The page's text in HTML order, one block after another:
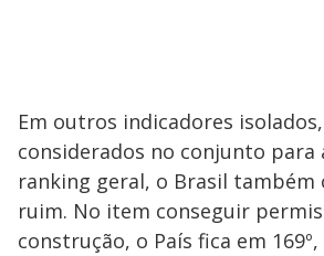
Em outros indicadores
considerados no conjunto para
ranking geral, o Brasil também
ruim. No item conseguir
construção, o País fica em